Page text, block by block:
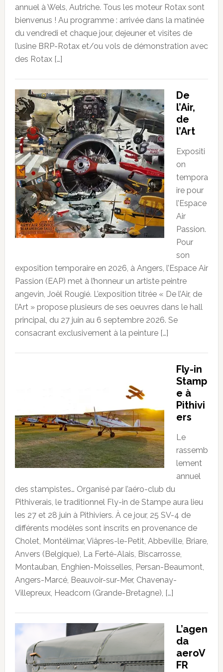
annuel à Wels, Autriche. Tous les moteur Rotax sont
bienvenus ! Au programme : arrivée dans la matinée
du vendredi et chaque jour, dejeuner et visites de
l’usine BRP-Rotax et/ou vols de démonstration avec
des Rotax […]
De
l’Air,
de
l’Art
Expositi
on
tempora
ire pour
l’Espace
Air
Passion.
Pour
son
exposition temporaire en 2026, à Angers, l’Espace Air
Passion (EAP) met à l’honneur un artiste peintre
angevin, Joël Rougié. L’exposition titrée « De l’Air, de
l’Art » propose plusieurs de ses oeuvres dans le hall
principal, du 27 juin au 6 septembre 2026. Se
consacrant exclusivement à la peinture […]
Fly-in
Stamp
e à
Pithivi
ers
Le
rassemb
lement
annuel
des stampistes… Organisé par l’aéro-club du
Pithiverais, le traditionnel Fly-in de Stampe aura lieu
les 27 et 28 juin à Pithiviers. À ce jour, 25 SV-4 de
différents modèles sont inscrits en provenance de
Cholet, Montélimar, Viâpres-le-Petit, Abbeville, Briare,
Anvers (Belgique), La Ferté-Alais, Biscarrosse,
Montauban, Enghien-Moisselles, Persan-Beaumont,
Angers-Marcé, Beauvoir-sur-Mer, Chavenay-
Villepreux, Headcorn (Grande-Bretagne), […]
L’agen
da
aeroV
FR